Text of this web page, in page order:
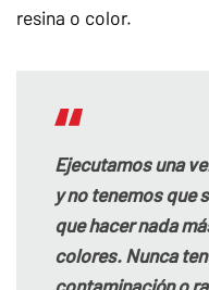
resina o color.
Ejecutamos una
y no tenemos que
que hacer nada
colores. Nunca